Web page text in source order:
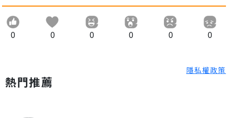
0 0 0 0 0 0
隱私權政策
熱門推薦